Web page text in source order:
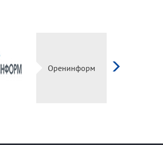
Оренинформ